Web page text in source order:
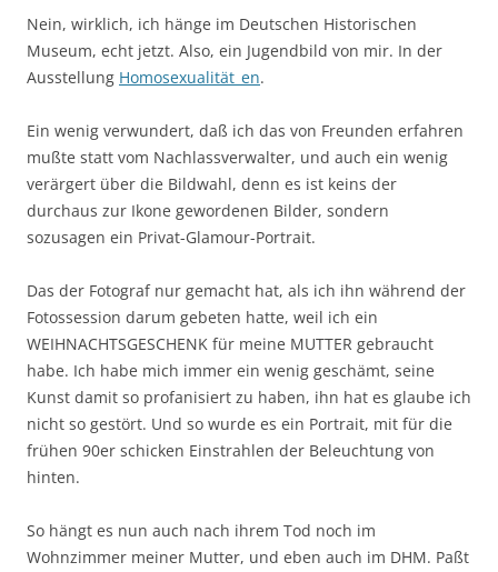
Nein, wirklich, ich hänge im Deutschen Historischen
Museum, echt jetzt. Also, ein Jugendbild von mir. In der
Ausstellung Homosexualität_en.
Ein wenig verwundert, daß ich das von Freunden erfahren
mußte statt vom Nachlassverwalter, und auch ein wenig
verärgert über die Bildwahl, denn es ist keins der
durchaus zur Ikone gewordenen Bilder, sondern
sozusagen ein Privat-Glamour-Portrait.
Das der Fotograf nur gemacht hat, als ich ihn während der
Fotossession darum gebeten hatte, weil ich ein
WEIHNACHTSGESCHENK für meine MUTTER gebraucht
habe. Ich habe mich immer ein wenig geschämt, seine
Kunst damit so profanisiert zu haben, ihn hat es glaube ich
nicht so gestört. Und so wurde es ein Portrait, mit für die
frühen 90er schicken Einstrahlen der Beleuchtung von
hinten.
So hängt es nun auch nach ihrem Tod noch im
Wohnzimmer meiner Mutter, und eben auch im DHM. Paßt